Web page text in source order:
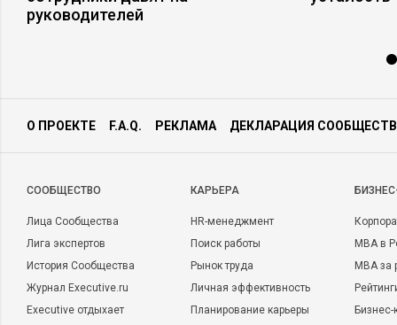
руководителей
О ПРОЕКТЕ F.A.Q. РЕКЛАМА ДЕКЛАРАЦИЯ
CООБЩЕСТВО
Лица Сообщества
Лига экспертов
История Сообщества
Журнал Executive.ru
Executive отдыхает
КАРЬЕРА
HR-менеджмент
Поиск работы
Рынок труда
Личная эффективность
Планирование карьеры
MBA в
MBA
Бизнес-